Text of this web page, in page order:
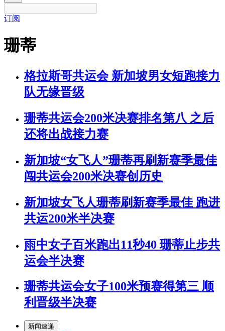
订阅
珊蒂
格拉斯哥共运会 新加坡男女短跑接力
队无缘晋级
珊蒂共运会200米决赛排名第八 之后
还将出战接力赛
新加坡“女飞人”珊蒂再刷新赛季最佳
闯共运会200米决赛创历史
新加坡女飞人珊蒂刷新赛季最佳 跑进
共运200米半决赛
雨中女子百米跑出11秒40 珊蒂止步共
运会半决赛
珊蒂共运会女子100米预赛得第三 顺
利晋级半决赛
新闻速递